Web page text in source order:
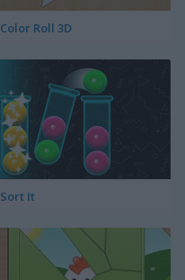
Color Roll 3D
Sort It